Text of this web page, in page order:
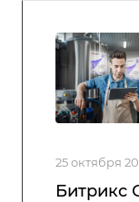
25 октября
Битрикс